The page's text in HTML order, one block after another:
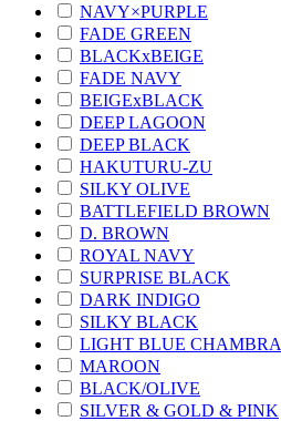
NAVY×PURPLE
FADE GREEN
BLACKxBEIGE
FADE NAVY
BEIGExBLACK
DEEP LAGOON
DEEP BLACK
HAKUTURU-ZU
SILKY OLIVE
BATTLEFIELD BROWN
D. BROWN
ROYAL NAVY
SURPRISE BLACK
DARK INDIGO
SILKY BLACK
LIGHT BLUE
MAROON
BLACK/OLIVE
SILVER & GOLD & PINK